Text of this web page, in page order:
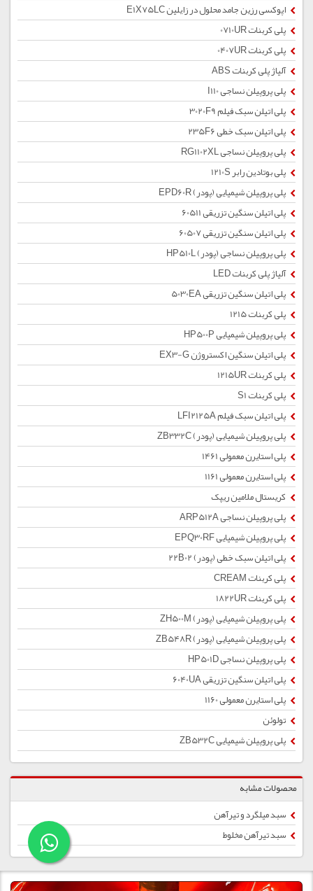
اپوکسی رزین جامد محلول در زایلین E1X75LC
پلی کربنات 0710UR
پلی کربنات 0407UR
آلیاژ پلی کربنات ABS
پلی پروپیلن نساجی I110
پلی اتیلن سبک فیلم 3020F9
پلی اتیلن سبک خطی 235F6
پلی پروپیلن نساجی RG1102XL
پلی بوتادین رابر 1210S
پلی پروپیلن شیمیایی (پودر) EPD60R
پلی اتیلن سنگین تزریقی 60511
پلی اتیلن سنگین تزریقی 60507
پلی پروپیلن نساجی (پودر) HP510L
آلیاژ پلی کربنات LED
پلی اتیلن سنگین تزریقی 5030EA
پلی کربنات 1215
پلی پروپیلن شیمیایی HP500P
پلی اتیلن سنگین اکستروژن EX3-G
پلی کربنات 1215UR
پلی کربنات S1
پلی اتیلن سبک فیلم LFI2125A
پلی پروپیلن شیمیایی (پودر) ZB332C
پلی استایرن معمولی 1461
پلی استایرن معمولی 1161
کریستال ملامین ریپک
پلی پروپیلن نساجی ARP512A
پلی پروپیلن شیمیایی EPQ30RF
پلی اتیلن سبک خطی (پودر) 22B02
پلی کربنات CREAM
پلی کربنات 1822UR
پلی پروپیلن شیمیایی (پودر) ZH500M
پلی پروپیلن شیمیایی (پودر) ZB548R
پلی پروپیلن نساجی HP501D
پلی اتیلن سنگین تزریقی 6040UA
پلی استایرن معمولی 1160
تولوئن
پلی پروپیلن شیمیایی ZB532C
محصولات مشابه
سبد میلگرد و تیرآهن
سبد تیرآهن مخلوط